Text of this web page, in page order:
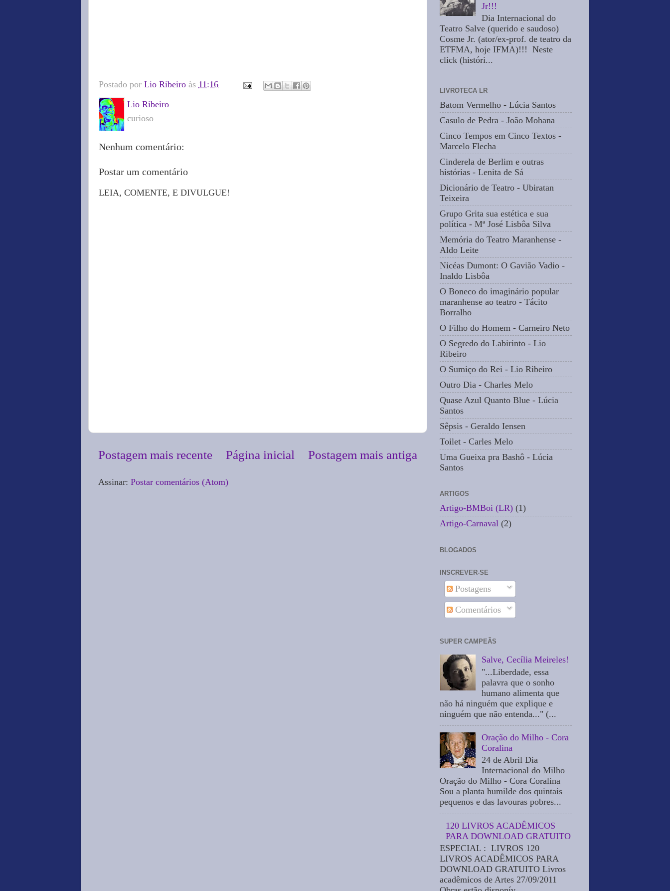
Postado por Lio Ribeiro às 11:16
Lio Ribeiro
curioso
Nenhum comentário:
Postar um comentário
LEIA, COMENTE, E DIVULGUE!
Postagem mais recente Postagem mais antiga
Página inicial
Assinar: Postar comentários (Atom)
Jr!!!
Dia Internacional do
Teatro Salve (querido e saudoso)
Cosme Jr. (ator/ex-prof. de teatro da
ETFMA, hoje IFMA)!!! Neste
click (históri...
LIVROTECA LR
Batom Vermelho - Lúcia Santos
Casulo de Pedra - João Mohana
Cinco Tempos em Cinco Textos -
Marcelo Flecha
Cinderela de Berlim e outras
histórias - Lenita de Sá
Dicionário de Teatro - Ubiratan
Teixeira
Grupo Grita sua estética e sua
política - Mª José Lisbôa Silva
Memória do Teatro Maranhense -
Aldo Leite
Nicéas Dumont: O Gavião Vadio -
Inaldo Lisbôa
O Boneco do imaginário popular
maranhense ao teatro - Tácito
Borralho
O Filho do Homem - Carneiro Neto
O Segredo do Labirinto - Lio
Ribeiro
O Sumiço do Rei - Lio Ribeiro
Outro Dia - Charles Melo
Quase Azul Quanto Blue - Lúcia
Santos
Sêpsis - Geraldo Iensen
Toilet - Carles Melo
Uma Gueixa pra Bashô - Lúcia
Santos
ARTIGOS
Artigo-BMBoi (LR) (1)
Artigo-Carnaval (2)
BLOGADOS
INSCREVER-SE
Postagens
Comentários
SUPER CAMPEÃS
Salve, Cecília Meireles!
"...Liberdade, essa
palavra que o sonho
humano alimenta que
não há ninguém que explique e
ninguém que não entenda..." (...
Oração do Milho - Cora
Coralina
24 de Abril Dia
Internacional do Milho
Oração do Milho - Cora Coralina
Sou a planta humilde dos quintais
pequenos e das lavouras pobres...
120 LIVROS ACADÊMICOS
PARA DOWNLOAD GRATUITO
ESPECIAL : LIVROS 120
LIVROS ACADÊMICOS PARA
DOWNLOAD GRATUITO Livros
acadêmicos de Artes 27/09/2011